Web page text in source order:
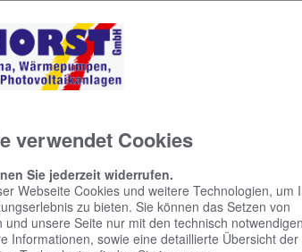
Ihr Heizsystem und Ihre Elektroanlagen
Ausführung
gibt.
verwendet Cookies
Sie jederzeit widerrufen.
Webseite Cookies und weitere Technologien, um
zu bieten. Sie können das Setzen von
und unsere Seite nur mit den technisch notwendigen
Informationen, sowie eine detaillierte Übersicht der